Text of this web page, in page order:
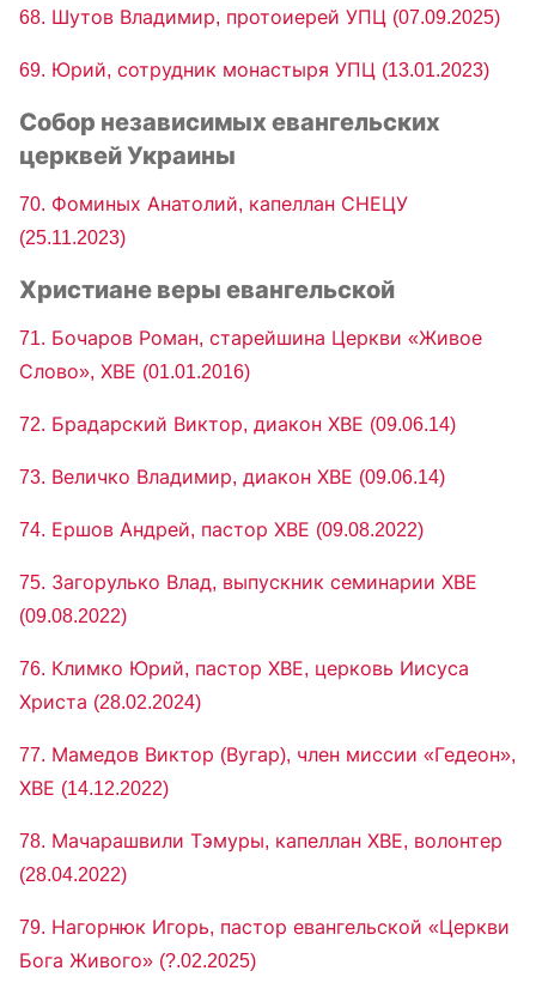
68. Шутов Владимир, протоиерей УПЦ (07.09.2025)
69. Юрий, сотрудник монастыря УПЦ (13.01.2023)
Собор независимых евангельских
церквей Украины
70. Фоминых Анатолий, капеллан СНЕЦУ
(25.11.2023)
Христиане веры евангельской
71. Бочаров Роман, старейшина Церкви «Живое
Слово», ХВЕ (01.01.2016)
72. Брадарский Виктор, диакон ХВЕ (09.06.14)
73. Величко Владимир, диакон ХВЕ (09.06.14)
74. Ершов Андрей, пастор ХВЕ (09.08.2022)
75. Загорулько Влад, выпускник семинарии ХВЕ
(09.08.2022)
76. Климко Юрий, пастор ХВЕ, церковь Иисуса
Христа (28.02.2024)
77. Мамедов Виктор (Вугар), член миссии «Гедеон»,
ХВЕ (14.12.2022)
78. Мачарашвили Тэмуры, капеллан ХВЕ, волонтер
(28.04.2022)
79. Нагорнюк Игорь, пастор евангельской «Церкви
Бога Живого» (?.02.2025)